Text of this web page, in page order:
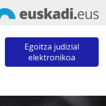
Egoitza judizial
elektronikoa